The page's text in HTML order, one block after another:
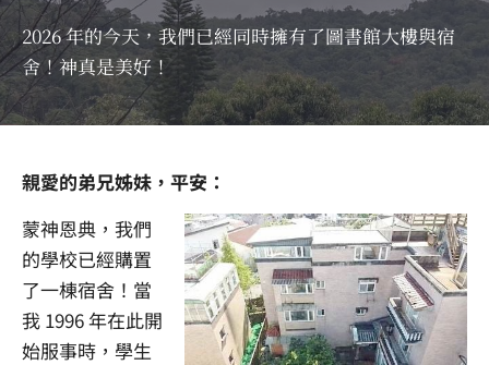
2026 年的今天，我們已經同時擁有了圖書館大樓與宿
舍！神真是美好！
親愛的弟兄姊妹，平安：
蒙神恩典，我們
的學校已經購置
了一棟宿舍！當
我 1996 年在此開
始服事時，學生